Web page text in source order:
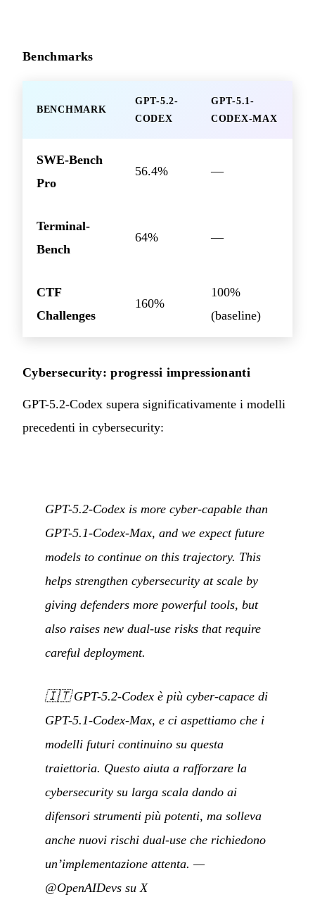
Benchmarks
BENCHMARK
GPT-5.2-
CODEX
GPT-5.1-
CODEX-MAX
SWE-Bench
Pro
56.4% —
Terminal-
Bench
64% —
CTF
Challenges
160%
100%
(baseline)
Cybersecurity: progressi impressionanti
GPT-5.2-Codex supera significativamente i modelli
precedenti in cybersecurity:
GPT-5.2-Codex is more cyber-capable than
GPT-5.1-Codex-Max, and we expect future
models to continue on this trajectory. This
helps strengthen cybersecurity at scale by
giving defenders more powerful tools, but
also raises new dual-use risks that require
careful deployment.
🇮🇹GPT-5.2-Codex è più cyber-capace di
GPT-5.1-Codex-Max, e ci aspettiamo che i
modelli futuri continuino su questa
traiettoria. Questo aiuta a rafforzare la
cybersecurity su larga scala dando ai
difensori strumenti più potenti, ma solleva
anche nuovi rischi dual-use che richiedono
un’implementazione attenta. —
@OpenAIDevs su X